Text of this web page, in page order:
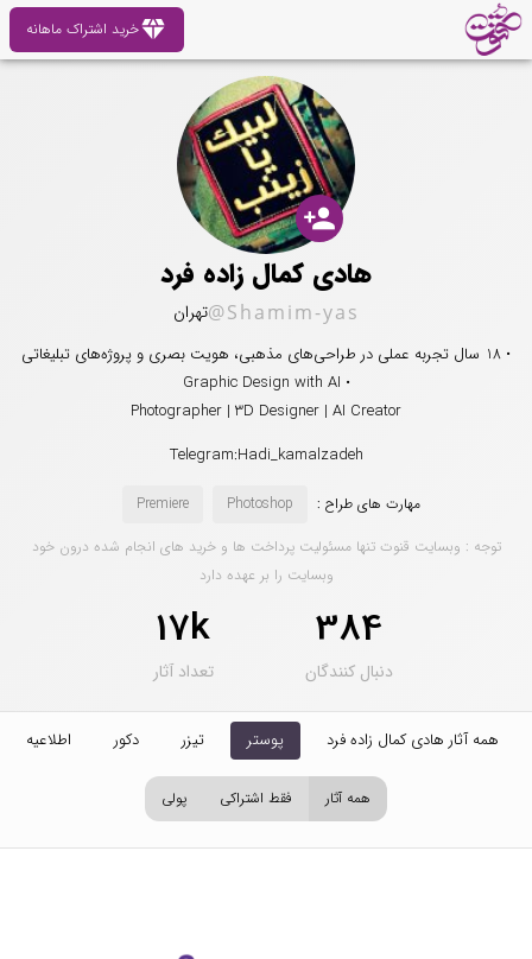
diamondخرید اشتراک ماهانه
person_add
هادی کمال زاده فرد
@Shamim-yasتهران
• 18 سال تجربه عملی در طراحی‌های مذهبی، هویت بصری و پروژه‌های تبلیغاتی
• Graphic Design with AI
Photographer | 3D Designer | AI Creator
Telegram:Hadi_kamalzadeh
مهارت های طراح : Photoshop
Premiere
توجه : وبسایت قنوت تنها مسئولیت پرداخت ها و خرید های انجام شده درون خود
وبسایت را بر عهده دارد
384
دنبال کنندگان
17k
تعداد آثار
همه آثار هادی کمال زاده فرد پوستر تیزر دکور اطلاعیه
همه آثار فقط اشتراکی پولی